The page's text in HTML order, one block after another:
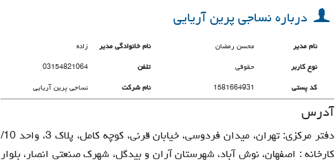
درباره نساجی پرین آریایی
نام مدیر محسن رمضان نام خانوادگی مدیر زاده
نوع کاربر حقوقی تلفن 03154821064
کد پستی 1581664931 نام شرکت نساجی پرین آریایی
آدرس
دفتر مرکزی: تهران، میدان فردوسی، خیابان قرنی، کوچه کامل، پلاک 3، واحد 10/
کارخانه : اصفهان، نوش آباد، شهرستان آران و بیدگل، شهرک صنعتی انصار، بلوار